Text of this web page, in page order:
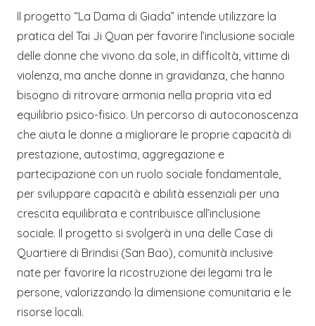
Il progetto “La Dama di Giada” intende utilizzare la
pratica del Tai Ji Quan per favorire l’inclusione sociale
delle donne che vivono da sole, in difficoltà, vittime di
violenza, ma anche donne in gravidanza, che hanno
bisogno di ritrovare armonia nella propria vita ed
equilibrio psico-fisico. Un percorso di autoconoscenza
che aiuta le donne a migliorare le proprie capacità di
prestazione, autostima, aggregazione e
partecipazione con un ruolo sociale fondamentale,
per sviluppare capacità e abilità essenziali per una
crescita equilibrata e contribuisce all’inclusione
sociale. Il progetto si svolgerà in una delle Case di
Quartiere di Brindisi (San Bao), comunità inclusive
nate per favorire la ricostruzione dei legami tra le
persone, valorizzando la dimensione comunitaria e le
risorse locali.